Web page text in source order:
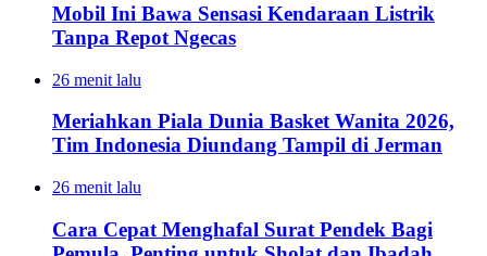
Mobil Ini Bawa Sensasi Kendaraan Listrik
Tanpa Repot Ngecas
26 menit lalu
Meriahkan Piala Dunia Basket Wanita 2026,
Tim Indonesia Diundang Tampil di Jerman
26 menit lalu
Cara Cepat Menghafal Surat Pendek Bagi